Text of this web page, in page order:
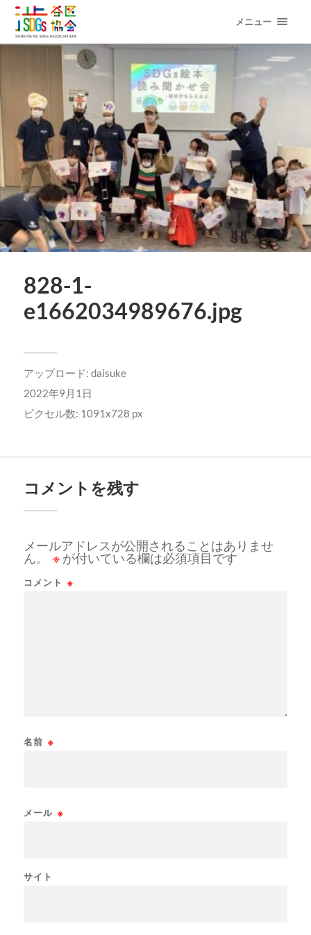
メニュー
828-1-
e1662034989676.jpg
アップロード: daisuke
2022年9月1日
ピクセル数: 1091x728 px
コメントを残す
メールアドレスが公開されることはありませ
ん。
※ が付いている欄は必須項目です
コメント ※
名前 ※
メール ※
サイト